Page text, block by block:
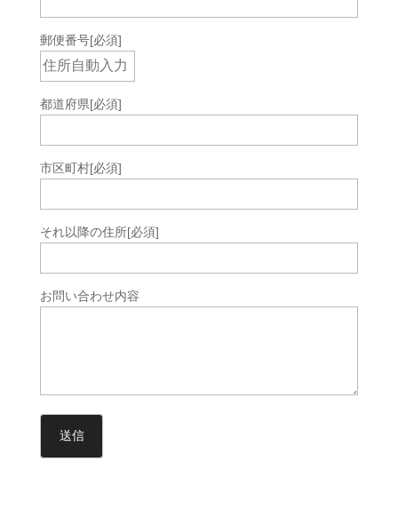
郵便番号[必須]
都道府県[必須]
市区町村[必須]
それ以降の住所[必須]
お問い合わせ内容